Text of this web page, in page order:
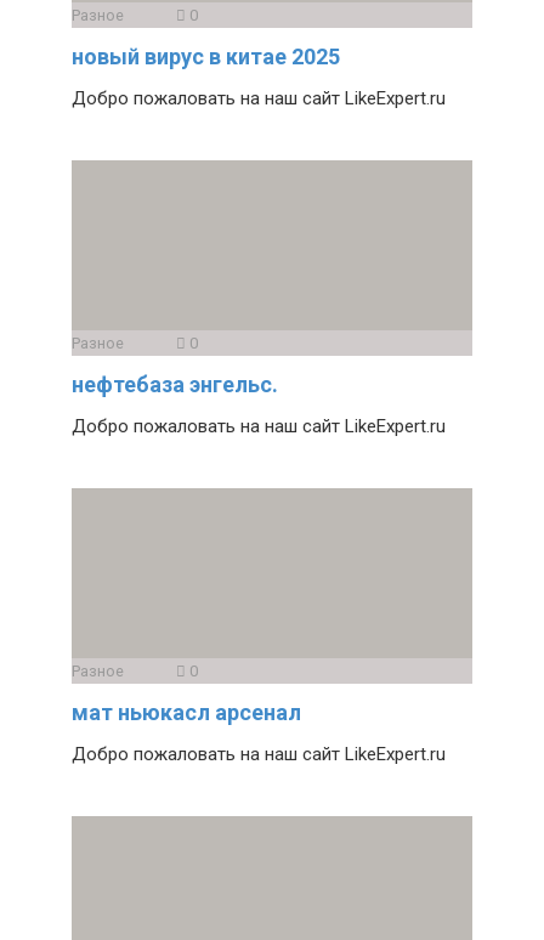
Разное 0
новый вирус в китае 2025
Добро пожаловать на наш сайт LikeExpert.ru
Разное 0
нефтебаза энгельс.
Добро пожаловать на наш сайт LikeExpert.ru
Разное 0
мат ньюкасл арсенал
Добро пожаловать на наш сайт LikeExpert.ru